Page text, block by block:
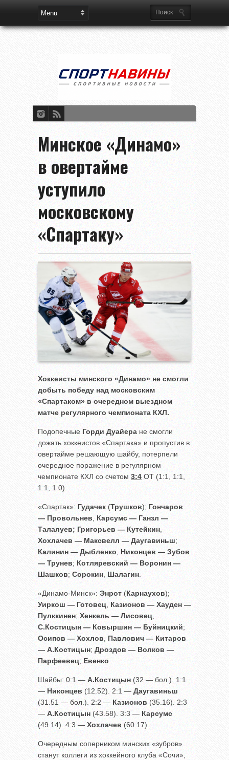
Минское «Динамо»
в овертайме
уступило
московскому
«Спартаку»
Хоккеисты минского «Динамо» не смогли
добыть победу над московским
«Спартаком» в очередном выездном
матче регулярного чемпионата КХЛ.
Подопечные Горди Дуайера не смогли
дожать хоккеистов «Спартака» и пропустив в
овертайме решающую шайбу, потерпели
очередное поражение в регулярном
чемпионате КХЛ со счетом 3:4 ОТ (1:1, 1:1,
1:1, 1:0).
«Спартак»: Гудачек (Трушков); Гончаров
— Провольнев
Карсумс — Ганзл —
Талалуев; Григорьев — Кутейкин
Хохлачев — Максвелл — Даугавиньш;
Калинин — Дыбленко Никонцев — Зубов
— Трунев; Котляревский — Воронин —
Шашков; Сорокин Шалагин
«Динамо-Минск»: Энрот (Карнаухов);
Уиркош — Готовец Казионов — Хауден —
Пулккинен; Хенкель — Лисовец
С.Костицын — Ковыршин — Буйницкий;
Осипов — Хохлов Павлович — Китаров
— А.Костицын; Дроздов — Волков —
Парфеевец; Евенко
Шайбы: 0:1 — А.Костицын (32 — бол.). 1:1
— Никонцев (12.52). 2:1 — Даугавиньш
(31.51 — бол.). 2:2 — Казионов (35.16). 2:3
— А.Костицын (43.58). 3:3 — Карсумс
(49.14). 4:3 — Хохлачев (60.17).
Очередным соперником минских «зубров»
станут коллеги из хоккейного клуба «Сочи»,